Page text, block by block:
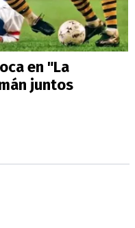
en "La
juntos